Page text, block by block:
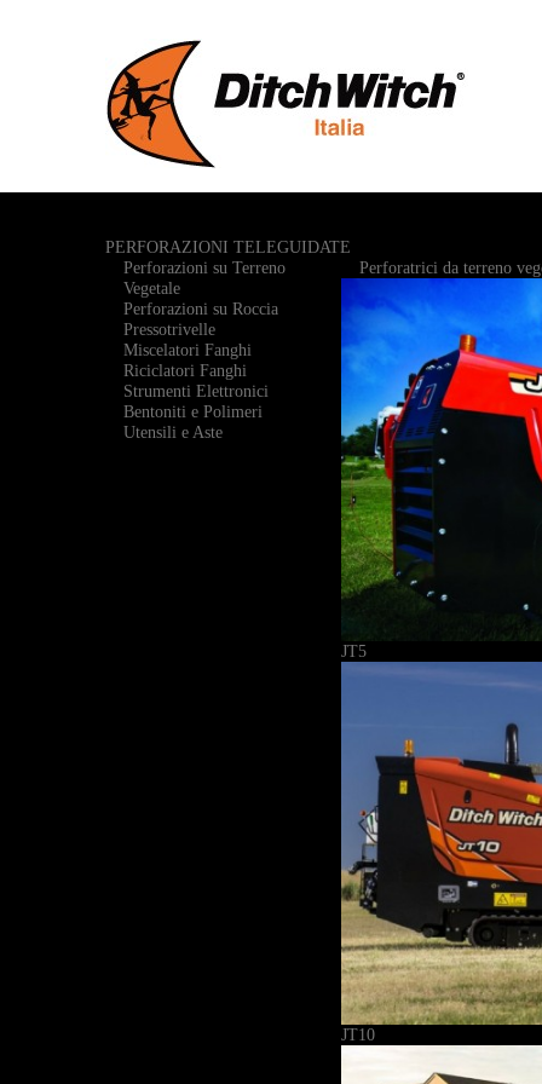
PERFORAZIONI TELEGUIDATE
Perforazioni su Terreno
Vegetale
Perforazioni su Roccia
Pressotrivelle
Miscelatori Fanghi
Riciclatori Fanghi
Strumenti Elettronici
Bentoniti e Polimeri
Utensili e Aste
Perforatrici da terreno
JT5
JT10